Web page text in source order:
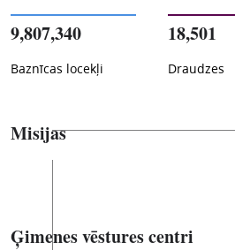
9,807,340
Baznīcas locekļi
18,501
Draudzes
Misijas
Ģimenes vēstures centri